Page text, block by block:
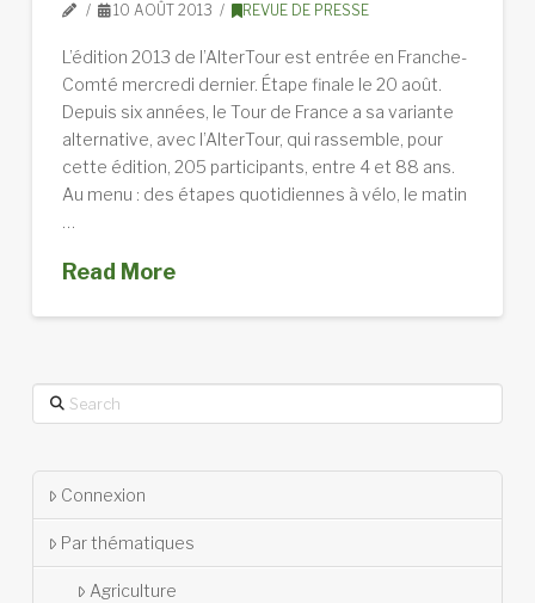
10 AOÛT 2013 REVUE DE PRESSE
L’édition 2013 de l’AlterTour est entrée en Franche-
Comté mercredi dernier. Étape finale le 20 août.
Depuis six années, le Tour de France a sa variante
alternative, avec l’AlterTour, qui rassemble, pour
cette édition, 205 participants, entre 4 et 88 ans.
Au menu : des étapes quotidiennes à vélo, le matin
Read More
Search
Connexion
Par thématiques
Agriculture